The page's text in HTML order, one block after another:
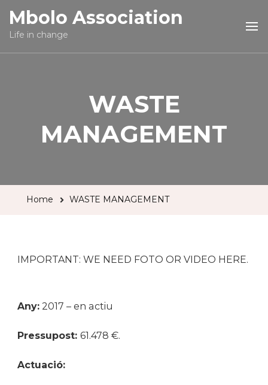
Mbolo Association
Life in change
WASTE
MANAGEMENT
Home WASTE MANAGEMENT
IMPORTANT: WE NEED FOTO OR VIDEO HERE.
Any: 2017 – en actiu
Pressupost: 61.478 €.
Actuació: